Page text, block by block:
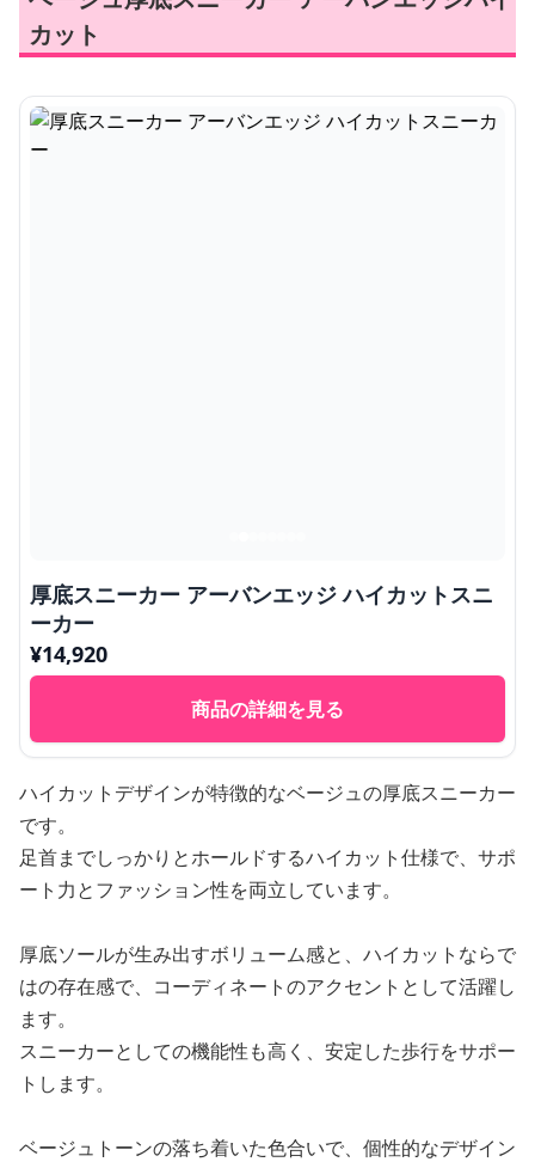
カット
厚底スニーカー アーバンエッジ ハイカットスニ
ーカー
¥14,920
商品の詳細を見る
ハイカットデザインが特徴的なベージュの厚底スニーカー
です。
足首までしっかりとホールドするハイカット仕様で、サポ
ート力とファッション性を両立しています。
厚底ソールが生み出すボリューム感と、ハイカットならで
はの存在感で、コーディネートのアクセントとして活躍し
ます。
スニーカーとしての機能性も高く、安定した歩行をサポー
トします。
ベージュトーンの落ち着いた色合いで、個性的なデザイン